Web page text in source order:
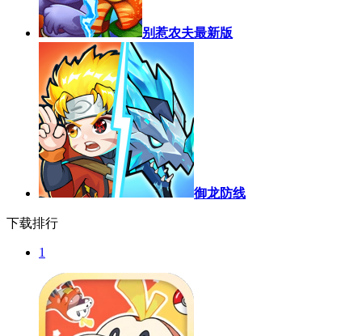
别惹农夫最新版
御龙防线
下载排行
1